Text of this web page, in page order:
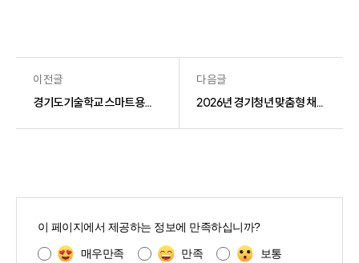
이전글
경기도기술학교 스마트용접학과 교육용 장비 구매
다음글
2026년 경기청년 맞춤형 채용지원 서비스 사업 취업프로그램 운영 용역
이 페이지에서 제공하는 정보에 만족하십니까?
매우만족 만족
보통